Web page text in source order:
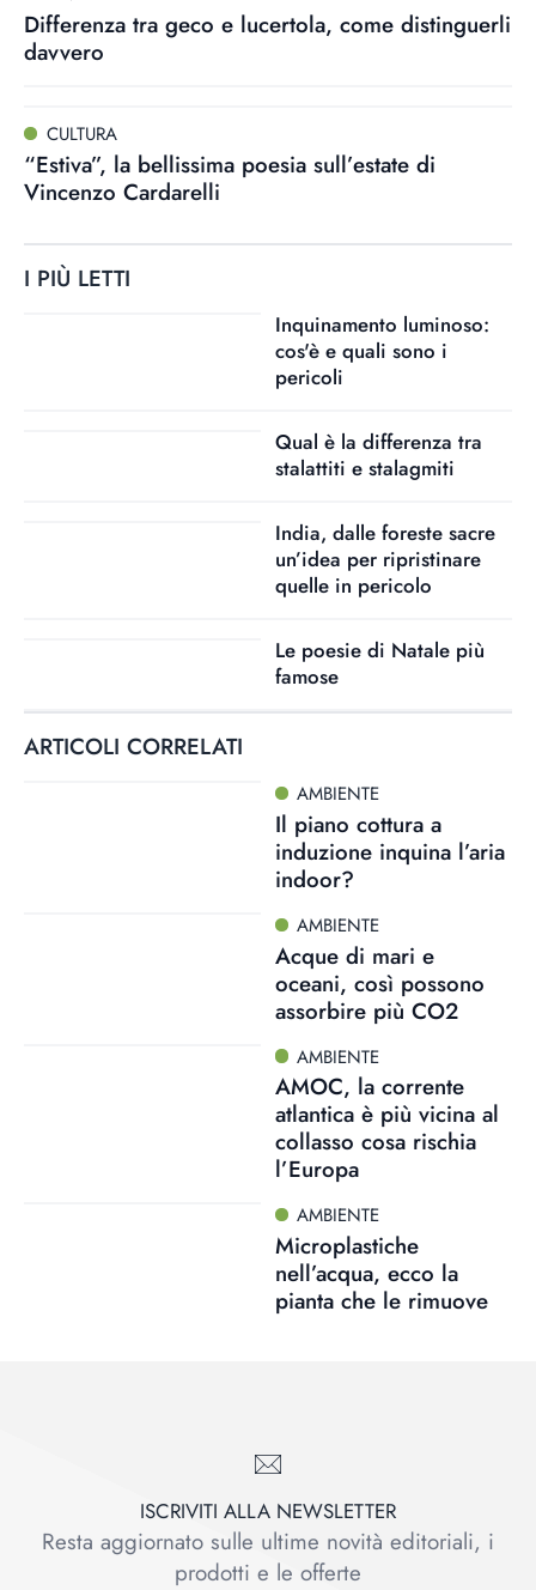
Differenza tra geco e lucertola, come distinguerli
davvero
CULTURA
“Estiva”, la bellissima poesia sull’estate di
Vincenzo Cardarelli
I PIÙ LETTI
Inquinamento luminoso:
cos'è e quali sono i
pericoli
Qual è la differenza tra
stalattiti e stalagmiti
India, dalle foreste sacre
un’idea per ripristinare
quelle in pericolo
Le poesie di Natale più
famose
ARTICOLI CORRELATI
AMBIENTE
Il piano cottura a
induzione inquina l’aria
indoor?
AMBIENTE
Acque di mari e
oceani, così possono
assorbire più CO2
AMBIENTE
AMOC, la corrente
atlantica è più vicina al
collasso cosa rischia
l’Europa
AMBIENTE
Microplastiche
nell’acqua, ecco la
pianta che le rimuove
ISCRIVITI ALLA NEWSLETTER
Resta aggiornato sulle ultime novità editoriali, i
prodotti e le offerte